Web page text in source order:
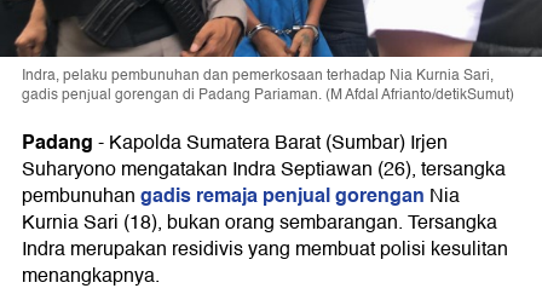
Indra, pelaku pembunuhan dan pemerkosaan terhadap Nia Kurnia Sari,
gadis penjual gorengan di Padang Pariaman. (M Afdal Afrianto/detikSumut)
Padang-Kapolda Sumatera Barat (Sumbar) Irjen
Suharyono mengatakan Indra Septiawan (26), tersangka
pembunuhangadis remaja penjual gorengan Nia
Kurnia Sari (18), bukan orang sembarangan. Tersangka
Indra merupakan residivis yang membuat polisi kesulitan
menangkapnya.